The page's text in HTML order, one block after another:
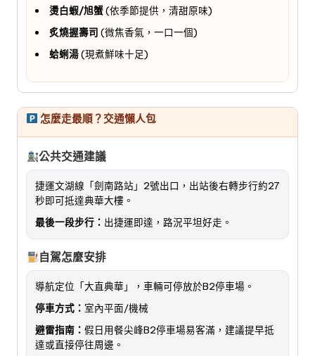
燙白蝦/旭蟹(依季節提供，清甜原味)
炙燒握壽司 (微焦香氣，一口一個)
蛤蜊湯(現煮鮮味十足)
怎麼走最順？交通懶人包
公共交通建議
捷運文湖線「劍南路站」2號出口，出站後右轉步行約27
秒即可抵達典華大樓。
最後一段步行： 出捷運即達，路況平坦好走。
自駕怎麼安排
導航定位「大直典華」，車輛可停放於B2停車場。
停車方式： 室內平面/機械
避雷指南： 假日用餐尖峰B2停車場易客滿，建議提早抵
達或直接停往周邊。